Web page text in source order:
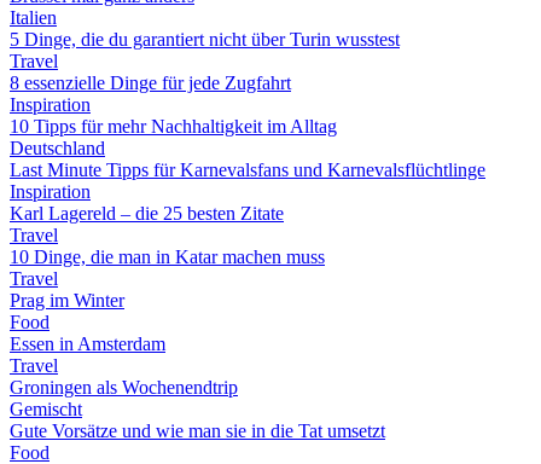
Italien
5 Dinge, die du garantiert nicht über Turin wusstest
Travel
8 essenzielle Dinge für jede Zugfahrt
Inspiration
10 Tipps für mehr Nachhaltigkeit im Alltag
Deutschland
Last Minute Tipps für Karnevalsfans und Karnevalsflüchtlinge
Inspiration
Karl Lagereld – die 25 besten Zitate
Travel
10 Dinge, die man in Katar machen muss
Travel
Prag im Winter
Food
Essen in Amsterdam
Travel
Groningen als Wochenendtrip
Gemischt
Gute Vorsätze und wie man sie in die Tat umsetzt
Food